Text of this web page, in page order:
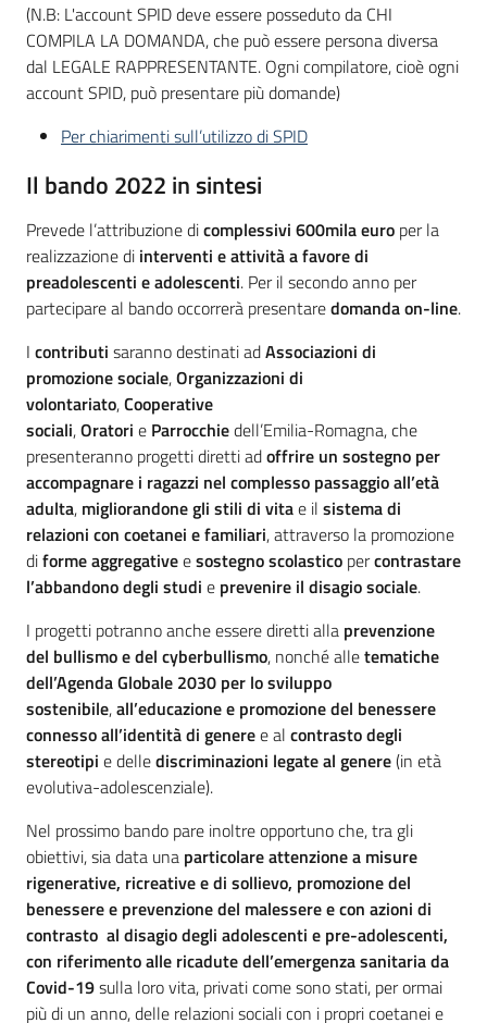
(N.B: L'account SPID deve essere posseduto da CHI
COMPILA LA DOMANDA, che può essere persona diversa
dal LEGALE RAPPRESENTANTE. Ogni compilatore, cioè ogni
account SPID, può presentare più domande)
Per chiarimenti sull’utilizzo di SPID
Il bando 2022 in sintesi
Prevede l’attribuzione dicomplessivi 600mila euro per la
realizzazione di interventi e attività a favore di
preadolescenti e adolescenti. Per il secondo anno per
partecipare al bando occorrerà presentaredomanda on-line.
I contributi saranno destinati adAssociazioni di
promozione sociale,Organizzazioni di
volontariato,Cooperative
sociali,Oratori e Parrocchiedell’Emilia-Romagna, che
presenteranno progetti diretti adoffrire un sostegno per
accompagnare i ragazzi nel complesso passaggio all’età
adulta, migliorandone gli stili di vitae il sistema di
relazioni con coetanei e familiari, attraverso la promozione
diforme aggregativeesostegno scolastico percontrastare
l’abbandono degli studi e prevenire il disagio sociale.
I progetti potranno anche essere diretti alla prevenzione
del bullismo e del cyberbullismo, nonché alletematiche
dell’Agenda Globale 2030 per lo sviluppo
sostenibile,all’educazione e promozione del benessere
connesso all’identità di generee al contrasto degli
stereotipi e dellediscriminazioni legate al genere(in età
evolutiva-adolescenziale).
Nel prossimo bando pare inoltre opportuno che, tra gli
obiettivi, sia data una particolare attenzione a misure
rigenerative, ricreative e di sollievo, promozione del
benessere e prevenzione del malessere e con azioni di
contrasto al disagio degli adolescenti e pre-adolescenti,
con riferimento alle ricadute dell’emergenza sanitaria da
Covid-19sulla loro vita, privati come sono stati, per ormai
più di un anno, delle relazioni sociali con i propri coetanei e